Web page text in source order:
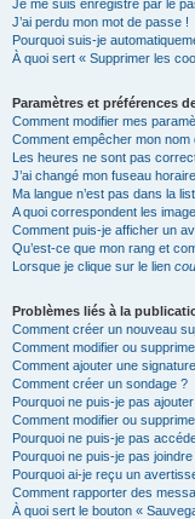
Je me suis enregistré par le
J’ai perdu mon mot de passe !
Pourquoi suis-je
À quoi sert « Supprimer les
Paramètres et préférences
Comment modifier mes
Comment empêcher mon
Les heures ne sont pas
J’ai changé mon fuseau
Ma langue n’est pas dans la
A quoi correspondent les
Comment puis-je afficher un
Qu’est-ce que mon rang et
Lorsque je clique sur le lien
Problèmes liés à la
Comment créer un nouveau
Comment modifier ou
Comment ajouter une
Comment créer un sondage ?
Pourquoi ne puis-je pas
Comment modifier ou
Pourquoi ne puis-je pas
Pourquoi ne puis-je pas
Pourquoi ai-je reçu un
Comment rapporter des
À quoi sert le bouton «